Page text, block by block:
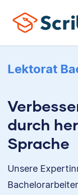
Lektorat
durch
Sprache
Unsere